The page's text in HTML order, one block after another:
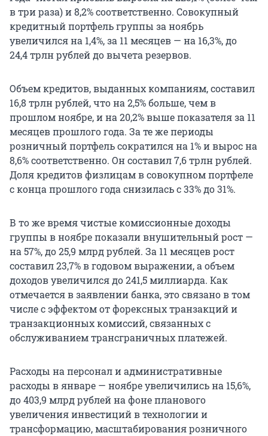
в три раза) и 8,2% соответственно. Совокупный
кредитный портфель группы за ноябрь
увеличился на 1,4%, за 11 месяцев — на 16,3%, до
24,4 трлн рублей до вычета резервов.
Объем кредитов, выданных компаниям, составил
16,8 трлн рублей, что на 2,5% больше, чем в
прошлом ноябре, и на 20,2% выше показателя за 11
месяцев прошлого года. За те же периоды
розничный портфель сократился на 1% и вырос на
8,6% соответственно. Он составил 7,6 трлн рублей.
Доля кредитов физлицам в совокупном портфеле
с конца прошлого года снизилась с 33% до 31%.
В то же время чистые комиссионные доходы
группы в ноябре показали внушительный рост —
на 57%, до 25,9 млрд рублей. За 11 месяцев рост
составил 23,7% в годовом выражении, а объем
доходов увеличился до 241,5 миллиарда. Как
отмечается в заявлении банка, это связано в том
числе с эффектом от форексных транзакций и
транзакционных комиссий, связанных с
обслуживанием трансграничных платежей.
Расходы на персонал и административные
расходы в январе — ноябре увеличились на 15,6%,
до 403,9 млрд рублей на фоне планового
увеличения инвестиций в технологии и
трансформацию, масштабирования розничного